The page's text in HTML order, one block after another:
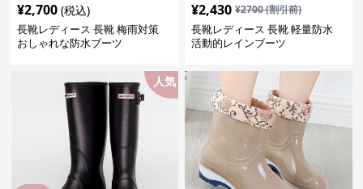
¥2,700 (税込)
長靴レディース 長靴 梅雨対策
おしゃれな防水ブーツ
¥2,430 ¥2700(割引前)
長靴レディース 長靴 軽量防水
活動的レインブーツ
人気